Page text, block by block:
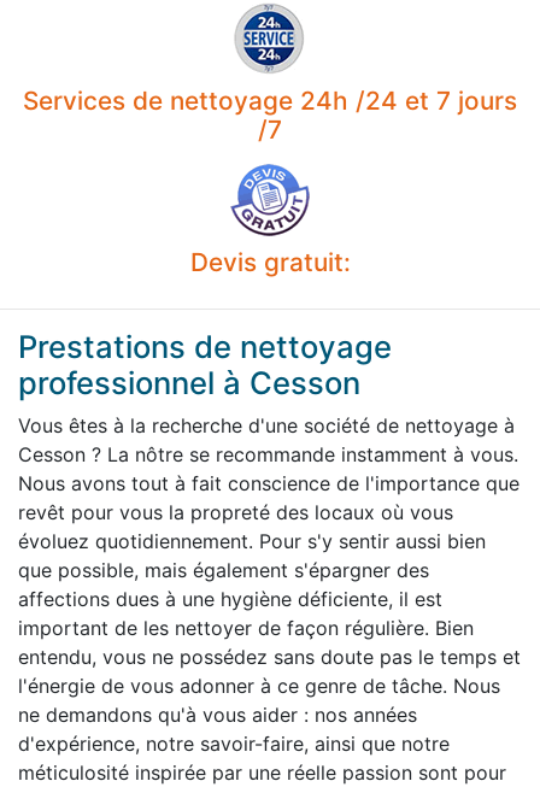
Services de nettoyage 24h /24 et 7 jours
/7
Devis gratuit:
Prestations de nettoyage
professionnel à Cesson
Vous êtes à la recherche d'une société de nettoyage à
Cesson ? La nôtre se recommande instamment à vous.
Nous avons tout à fait conscience de l'importance que
revêt pour vous la propreté des locaux où vous
évoluez quotidiennement. Pour s'y sentir aussi bien
que possible, mais également s'épargner des
affections dues à une hygiène déficiente, il est
important de les nettoyer de façon régulière. Bien
entendu, vous ne possédez sans doute pas le temps et
l'énergie de vous adonner à ce genre de tâche. Nous
ne demandons qu'à vous aider : nos années
d'expérience, notre savoir-faire, ainsi que notre
méticulosité inspirée par une réelle passion sont pour